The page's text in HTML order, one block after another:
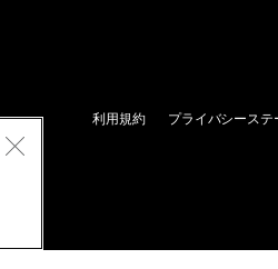
利用規約 プライバシーステ